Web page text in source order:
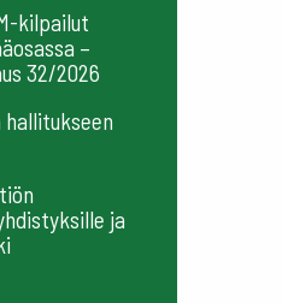
kilpailut
–
32/2026
hallitukseen
ja